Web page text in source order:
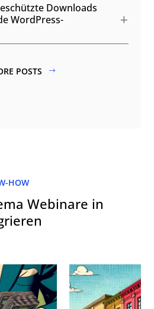
Downloads
WordPress-
POSTS
HOW
Webinare in